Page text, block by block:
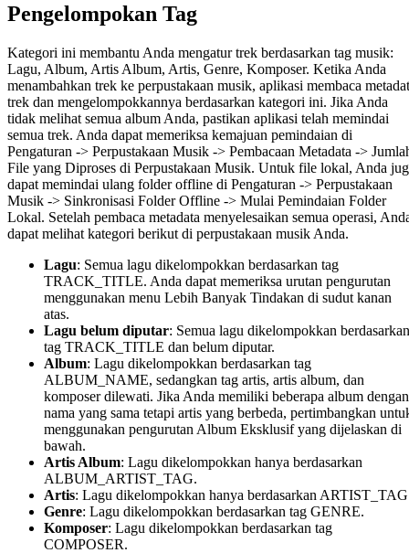
Pengelompokan Tag
Kategori ini membantu Anda mengatur trek berdasarkan tag musik:
Lagu, Album, Artis Album, Artis, Genre, Komposer. Ketika Anda
menambahkan trek ke perpustakaan musik, aplikasi membaca
trek dan mengelompokkannya berdasarkan kategori ini. Jika Anda
tidak melihat semua album Anda, pastikan aplikasi telah memindai
semua trek. Anda dapat memeriksa kemajuan pemindaian di
Pengaturan -> Perpustakaan Musik -> Pembacaan Metadata ->
File yang Diproses di Perpustakaan Musik. Untuk file lokal, Anda
dapat memindai ulang folder offline di Pengaturan -> Perpustakaan
Musik -> Sinkronisasi Folder Offline -> Mulai Pemindaian Folder
Lokal. Setelah pembaca metadata menyelesaikan semua operasi,
dapat melihat kategori berikut di perpustakaan musik Anda.
Lagu: Semua lagu dikelompokkan berdasarkan tag
TRACK_TITLE. Anda dapat memeriksa urutan pengurutan
menggunakan menu Lebih Banyak Tindakan di sudut kanan
atas.
Lagu belum diputar: Semua lagu dikelompokkan berdasarkan
tag TRACK_TITLE dan belum diputar.
Album: Lagu dikelompokkan berdasarkan tag
ALBUM_NAME, sedangkan tag artis, artis album, dan
komposer dilewati. Jika Anda memiliki beberapa album dengan
nama yang sama tetapi artis yang berbeda, pertimbangkan
menggunakan pengurutan Album Eksklusif yang dijelaskan di
bawah.
Artis Album: Lagu dikelompokkan hanya berdasarkan
ALBUM_ARTIST_TAG.
Artis: Lagu dikelompokkan hanya berdasarkan
Genre: Lagu dikelompokkan berdasarkan tag GENRE.
Komposer: Lagu dikelompokkan berdasarkan tag
COMPOSER.